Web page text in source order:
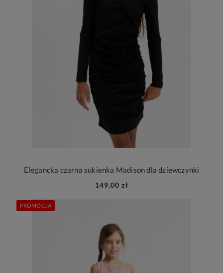
Elegancka czarna sukienka Madison dla dziewczynki
149,00 zł
PROMOCJA